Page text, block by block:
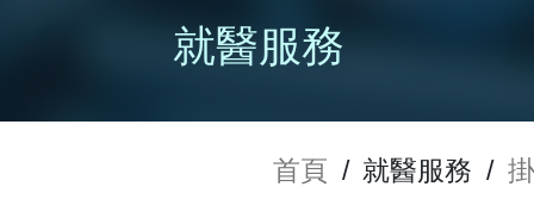
就醫服務
首頁 / 就醫服務 /